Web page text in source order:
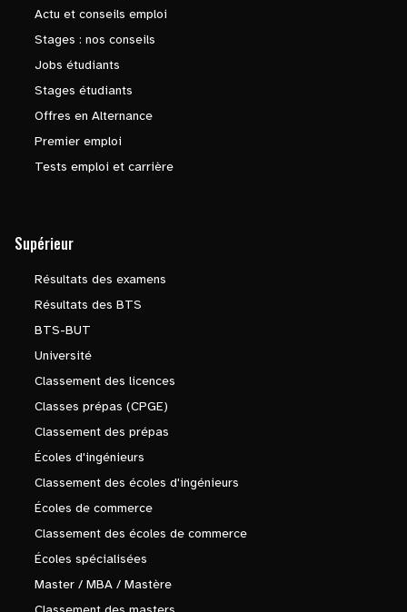
Actu et conseils emploi
Stages : nos conseils
Jobs étudiants
Stages étudiants
Offres en Alternance
Premier emploi
Tests emploi et carrière
Supérieur
Résultats des examens
Résultats des BTS
BTS-BUT
Université
Classement des licences
Classes prépas (CPGE)
Classement des prépas
Écoles d'ingénieurs
Classement des écoles d'ingénieurs
Écoles de commerce
Classement des écoles de commerce
Écoles spécialisées
Master / MBA / Mastère